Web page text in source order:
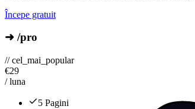
Începe gratuit
➜ /pro
// cel_mai_popular
€29
/ luna
5 Pagini